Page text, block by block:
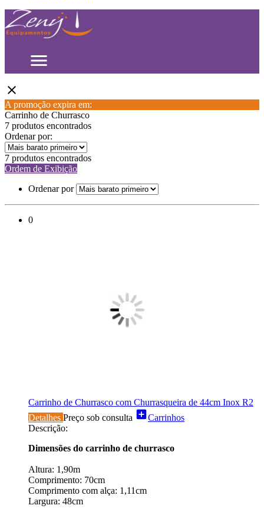
menu
close
A promoção expira em:
Carrinho de Churrasco
7 produtos encontrados
Ordenar por:
7 produtos encontrados
Ordem de Exibição
Ordenar por
0
Carrinho de Churrasco com Churrasqueira de 44cm Inox R2
Detalhes Preço sob consulta add_boxCarrinhos
Descrição:
Dimensões do carrinho de churrasco
Altura: 1,90m
Comprimento: 70cm
Comprimento com alça: 1,11cm
Largura: 48cm